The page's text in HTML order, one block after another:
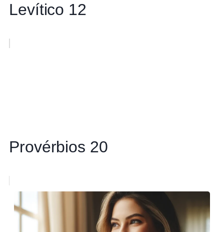
Levítico 12
Provérbios 20